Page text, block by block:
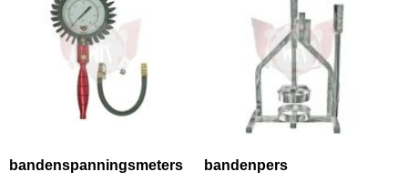
bandenspanningsmeters bandenpers